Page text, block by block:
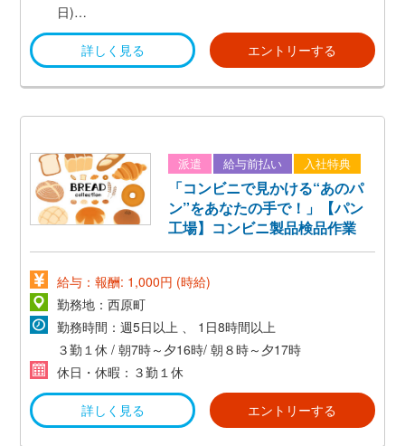
受動喫煙：対策済み（屋内禁煙）
日)
年次有給休暇((法定通り付与)
各種特別休暇
・子の看護休暇
・傷病休暇
・介護休暇 等
詳しく見る エントリーする
派遣 給与前払い 入社特典
「コンビニで見かける“あのパ
ン”をあなたの手で！」【パン
工場】コンビニ製品検品作業
給与：報酬: 1,000円 (時給)
勤務地：西原町
勤務時間：週5日以上 、 1日8時間以上
３勤１休 / 朝7時～夕16時/ 朝８時～夕17時
休日・休暇：３勤１休
詳しく見る エントリーする